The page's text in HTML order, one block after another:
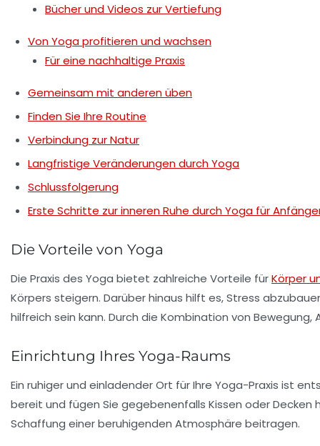
Bücher und Videos zur Vertiefung
Von Yoga profitieren und wachsen
Für eine nachhaltige Praxis
Gemeinsam mit anderen üben
Finden Sie Ihre Routine
Verbindung zur Natur
Langfristige Veränderungen durch Yoga
Schlussfolgerung
Erste Schritte zur inneren Ruhe durch Yoga für
Die Vorteile von Yoga
Die Praxis des Yoga bietet zahlreiche Vorteile fürKörper
Körpers steigern. Darüber hinaus hilft es, Stress
hilfreich sein kann. Durch die Kombination von Bewegung,
Einrichtung Ihres Yoga-Raums
Ein ruhiger und einladender Ort für Ihre Yoga-Praxis ist
bereit und fügen Sie gegebenenfalls Kissen oder
Schaffung einer beruhigenden Atmosphäre beitragen.